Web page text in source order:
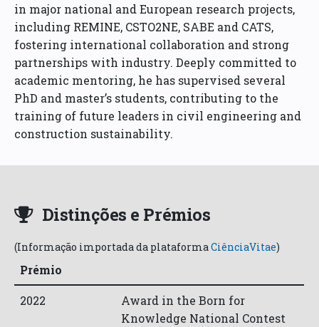
in major national and European research projects,
including REMINE, CSTO2NE, SABE and CATS,
fostering international collaboration and strong
partnerships with industry. Deeply committed to
academic mentoring, he has supervised several
PhD and master’s students, contributing to the
training of future leaders in civil engineering and
construction sustainability.
Distinções e Prémios
(Informação importada da plataformaCiênciaVitae)
Prémio
2022
Award in the Born for
Knowledge National Contest